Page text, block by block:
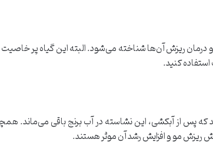
و درمان ریزش آن‌ها شناخته می‌شود. البته این گیاه پر
کنید.